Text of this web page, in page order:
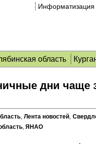
Информатизация
область
дни чаще
, Лента новостей,
, ЯНАО